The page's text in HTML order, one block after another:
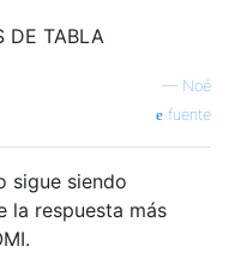
— Noé
fuente
sigue siendo
la respuesta más